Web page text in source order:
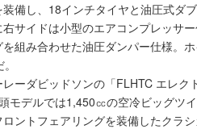
備し、18インチタイヤと油圧式ダ
サイドは小型のエアコンプレッサ
組み合わせた油圧ダンパー仕様。
ーダビッドソンの「FLHTC エレク
モデルでは1,450㏄の空冷ビッグツ
ントフェアリングを装備したクラ